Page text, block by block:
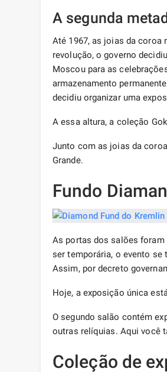
A segunda
Até 1967, as joias da coroa
revolução, o governo
Moscou para as
armazenamento
decidiu organizar uma
A essa altura, a coleção
Junto com as joias da
Grande.
Fundo
As portas dos salões foram
ser temporária, o evento se
Assim, por decreto
Hoje, a exposição única
O segundo salão contém
outras relíquias. Aqui você
Coleção de